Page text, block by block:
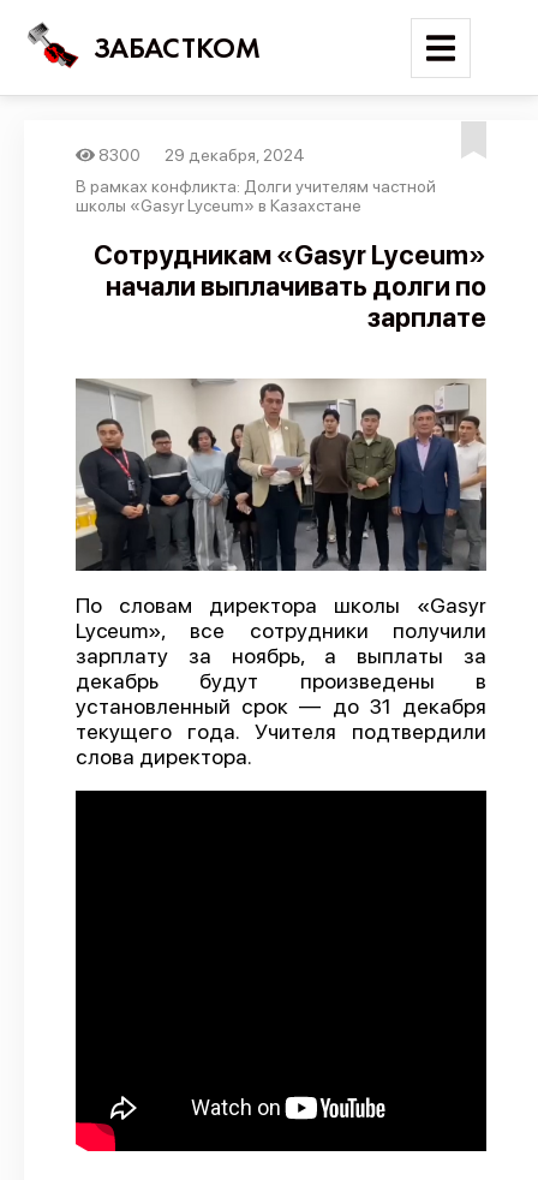
ЗАБАСТКОМ
Войти
Поиск
Новости
Отчеты
Предложить публикацию
Справочник
API
О проекте
Политика конфиденциальности
8300
29 декабря, 2024
В рамках конфликта: Долги учителям частной
школы «Gasyr Lyceum» в Казахстане
Сотрудникам «Gasyr Lyceum»
начали выплачивать долги по
зарплате
По словам директора школы «Gasyr
Lyceum», все сотрудники получили
зарплату за ноябрь, а выплаты за
декабрь будут произведены в
установленный срок — до 31 декабря
текущего года. Учителя подтвердили
слова директора.